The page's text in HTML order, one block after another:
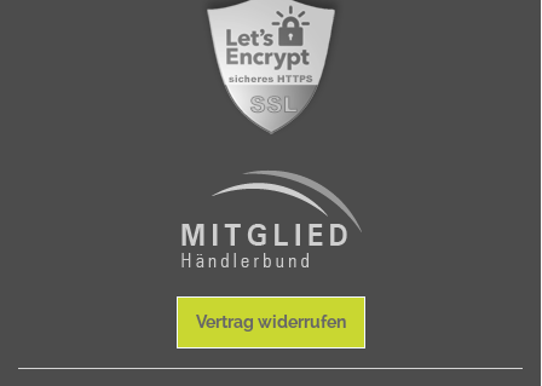
Vertrag widerrufen